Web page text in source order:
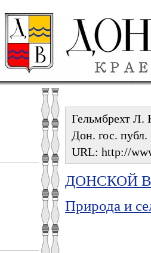
Гельмбрехт Л.
Дон. гос.
URL: http://
ДОНСКОЙ
Природа и